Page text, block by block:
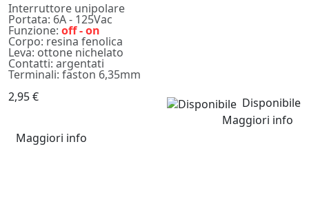
Interruttore unipolare
Portata: 6A - 125Vac
Funzione: off - on
Corpo: resina fenolica
Leva: ottone nichelato
Contatti: argentati
Terminali: faston 6,35mm
2,95 €
Disponibile
Maggiori info
Maggiori info